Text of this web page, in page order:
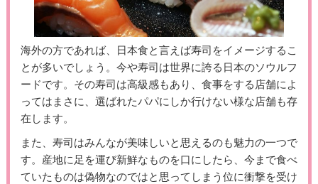
海外の方であれば、日本食と言えば寿司をイメージするこ
とが多いでしょう。今や寿司は世界に誇る日本のソウルフ
ードです。その寿司は高級感もあり、食事をする店舗によ
ってはまさに、選ばれたパパにしか行けない様な店舗も存
在します。
また、寿司はみんなが美味しいと思えるのも魅力の一つで
す。産地に足を運び新鮮なものを口にしたら、今まで食べ
ていたものは偽物なのではと思ってしまう位に衝撃を受け